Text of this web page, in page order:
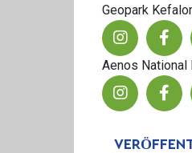
Geopark
Aenos National